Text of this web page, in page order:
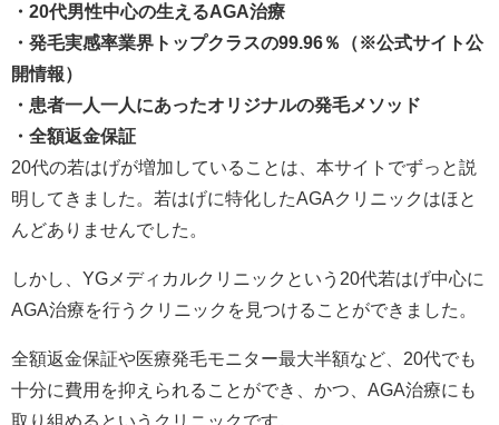
・20代男性中心の生えるAGA治療
・発毛実感率業界トップクラスの99.96％（※公式サイト公
開情報）
・患者一人一人にあったオリジナルの発毛メソッド
・全額返金保証
20代の若はげが増加していることは、本サイトでずっと説
明してきました。若はげに特化したAGAクリニックはほと
んどありませんでした。
しかし、YGメディカルクリニックという20代若はげ中心に
AGA治療を行うクリニックを見つけることができました。
全額返金保証や医療発毛モニター最大半額など、20代でも
十分に費用を抑えられることができ、かつ、AGA治療にも
取り組めるというクリニックです。